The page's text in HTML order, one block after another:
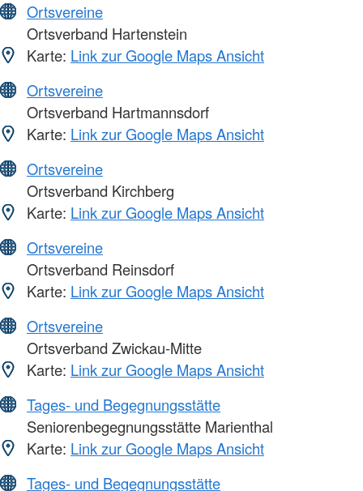
Ortsvereine
Ortsverband Hartenstein
Karte: Link zur Google Maps Ansicht
Ortsvereine
Ortsverband Hartmannsdorf
Karte: Link zur Google Maps Ansicht
Ortsvereine
Ortsverband Kirchberg
Karte: Link zur Google Maps Ansicht
Ortsvereine
Ortsverband Reinsdorf
Karte: Link zur Google Maps Ansicht
Ortsvereine
Ortsverband Zwickau-Mitte
Karte: Link zur Google Maps Ansicht
Tages- und Begegnungsstätte
Seniorenbegegnungsstätte Marienthal
Karte: Link zur Google Maps Ansicht
Tages- und Begegnungsstätte